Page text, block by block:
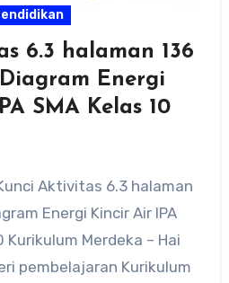
6.3 halaman 136
Energi
SMA Kelas 10
Aktivitas 6.3 halaman
Energi Kincir Air IPA
Kurikulum Merdeka – Hai
pembelajaran Kurikulum